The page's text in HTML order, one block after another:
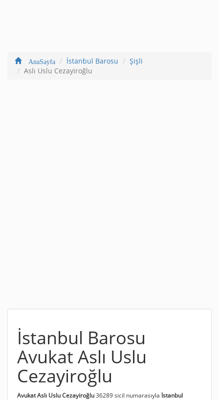
AnaSayfa İstanbul Barosu
Şişli
Aslı Uslu Cezayiroğlu
İstanbul Barosu
Avukat Aslı Uslu
Cezayiroğlu
Avukat Aslı Uslu Cezayiroğlu36289 sicil numarasıyla İstanbul